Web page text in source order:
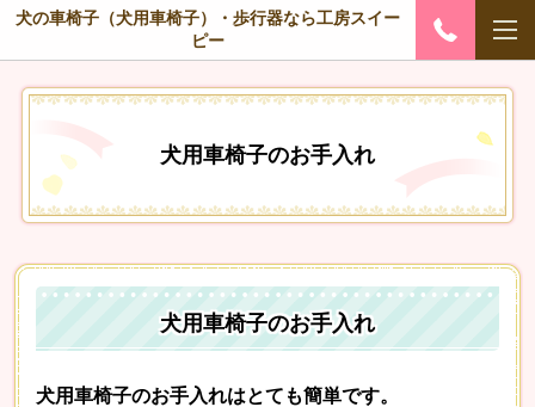
犬の車椅子（犬用車椅子）・歩行器なら工房スイー
ピー
犬用車椅子のお手入れ
犬用車椅子のお手入れ
犬用車椅子のお手入れはとても簡単です。